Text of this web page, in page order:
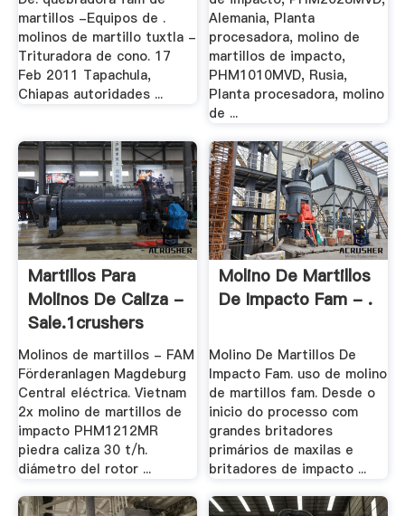
martillos -Equipos de .
molinos de martillo tuxtla -
Trituradora de cono. 17
Feb 2011 Tapachula,
Chiapas autoridades ...
Alemania, Planta
procesadora, molino de
martillos de impacto,
PHM1010MVD, Rusia,
Planta procesadora, molino
de ...
Martillos Para
Molinos De Caliza -
Sale.1crushers
Molinos de martillos - FAM
Förderanlagen Magdeburg
Central eléctrica. Vietnam
2x molino de martillos de
impacto PHM1212MR
piedra caliza 30 t/h.
diámetro del rotor ...
Molino De Martillos
De Impacto Fam - .
Molino De Martillos De
Impacto Fam. uso de molino
de martillos fam. Desde o
inicio do processo com
grandes britadores
primários de maxilas e
britadores de impacto ...